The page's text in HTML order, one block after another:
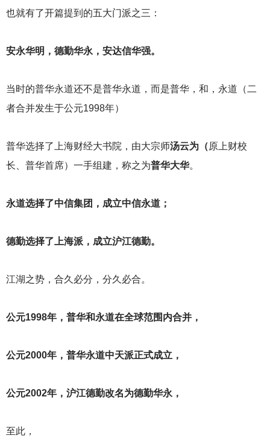
也就有了开篇提到的五大门派之三：
安永华明，德勤华永，安达信华强。
当时的普华永道还不是普华永道，而是普华，和，永道（二
者合并发生于公元1998年）
普华选择了上海财经大书院，由大宗师汤云为（原上财校
长、普华首席）一手组建，称之为普华大华。
永道选择了中信集团，成立中信永道；
德勤选择了上海派，成立沪江德勤。
江湖之势，合久必分，分久必合。
公元1998年，普华和永道在全球范围内合并，
公元2000年，普华永道中天派正式成立，
公元2002年，沪江德勤改名为德勤华永，
至此，